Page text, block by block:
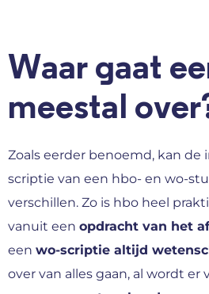
Waar gaat
meestal
Zoals eerder benoemd, kan de
scriptie van een hbo- en wo-
verschillen. Zo is hbo heel
vanuit een opdracht van het
een wo-scriptie altijd
over van alles gaan, al wordt er